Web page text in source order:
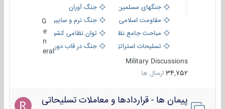
جنگهای مسلمین
جنگ آوران
مقاومت اسلامی
جنگ نرم و سایبری
مباحث جامع نظامی
توان نظامی کشورها
تسلیحات استراتژیک
جنگ در قاب دوربین
eral
Military Discussions
34,752 ارسال ها
پیمان ها - قراردادها و معاملات تسلیحاتی
7